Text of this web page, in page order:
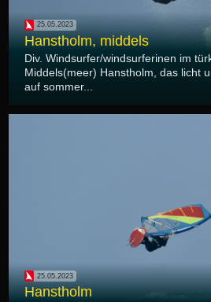
25.05.2023
Hanstholm, middels
Div. Windsurfer/windsurferinen im
Middels(meer) Hanstholm, das licht
auf sommer...
25.05.2023
Hanstholm